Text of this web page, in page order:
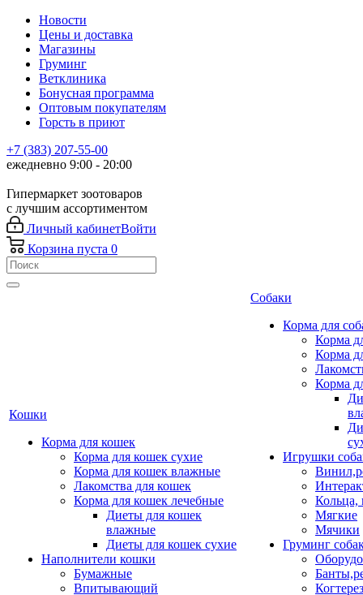
Новости
Цены и доставка
Магазины
Груминг
Ветклиника
Бонусная программа
Оптовым покупателям
Горсть в приют
+7 (383) 207-55-00
ежедневно 9:00 - 20:00
Гипермаркет зоотоваров
с лучшим ассортиментом
Личный кабинетВойти
Корзина пуста 0
Кошки
Корма для кошек
Корма для кошек сухие
Корма для кошек влажные
Лакомства для кошек
Корма для кошек лечебные
Диеты для кошек
влажные
Диеты для кошек сухие
Наполнители кошки
Бумажные
Впитывающий
Собаки
Корма для
Корма
Корма
Корма
Игрушки
Кольца,
Мягкие
Мячики
Груминг